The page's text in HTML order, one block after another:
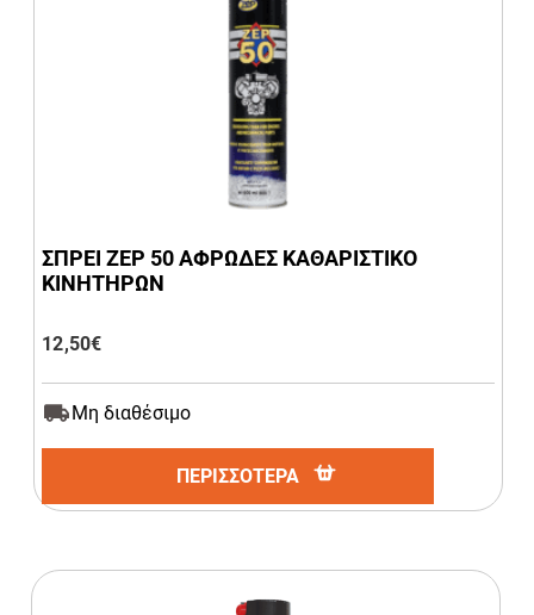
ΣΠΡΕΙ ZEP 50 ΑΦΡΩΔΕΣ ΚΑΘΑΡΙΣΤΙΚΟ
ΚΙΝΗΤΗΡΩΝ
12,50€
Μη διαθέσιμο
ΠΕΡΙΣΣΟΤΕΡΑ